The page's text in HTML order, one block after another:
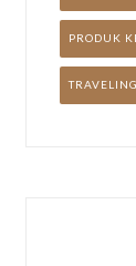
PRODUK
TRAVELING